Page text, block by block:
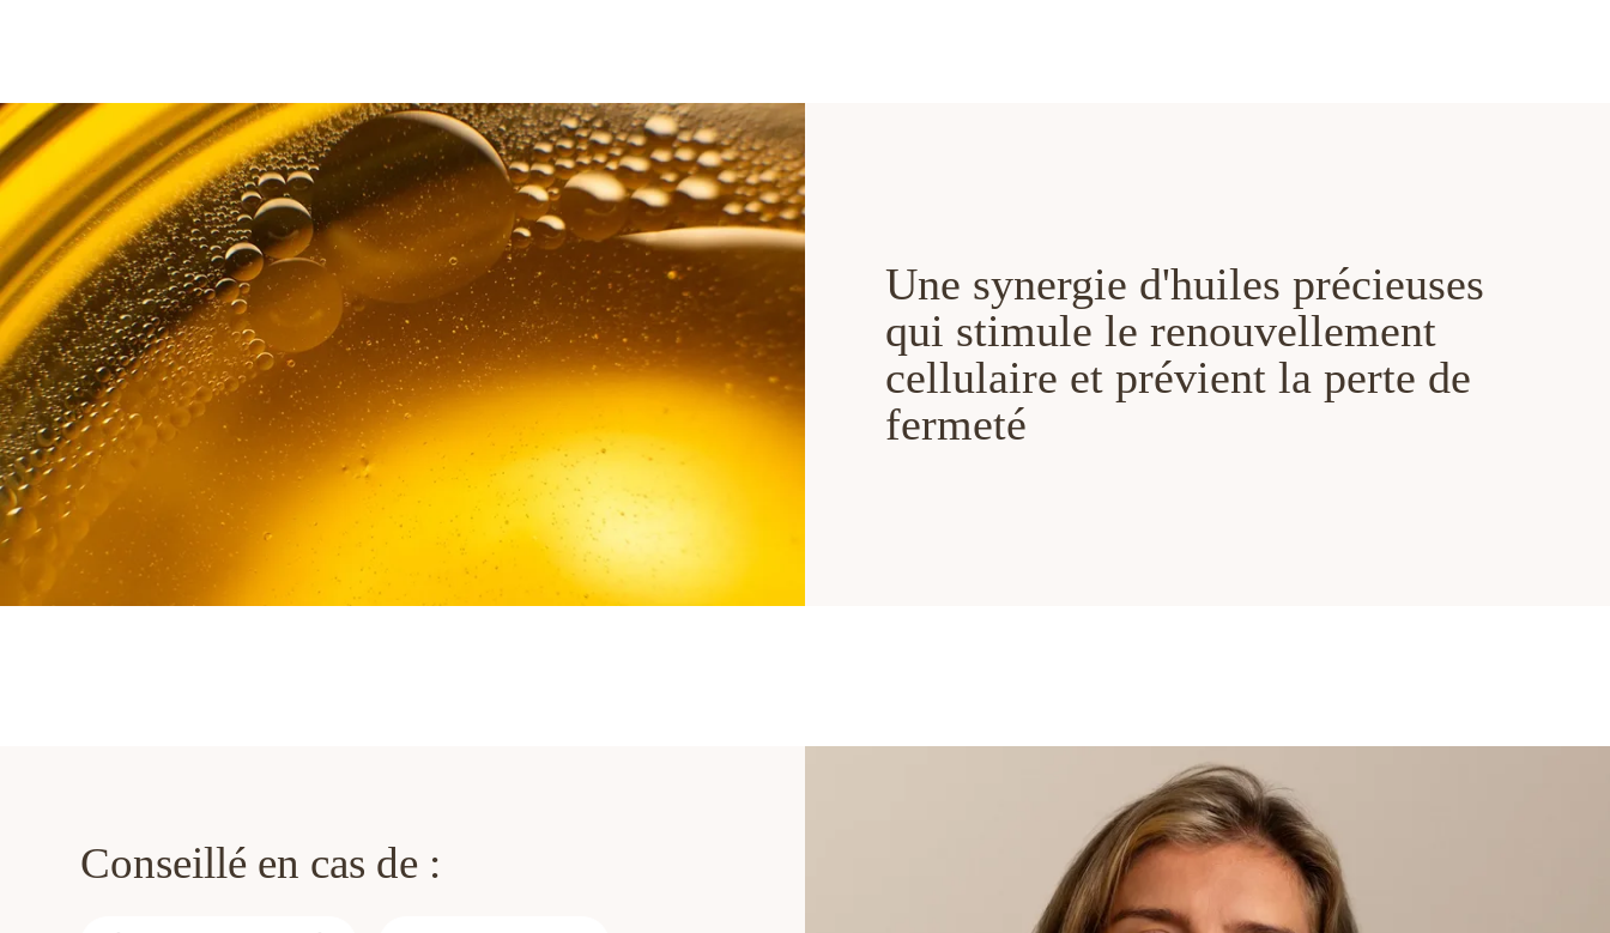
Une synergie d'huiles précieuses
qui stimule le renouvellement
cellulaire et prévient la perte de
fermeté
Conseillé en cas de :